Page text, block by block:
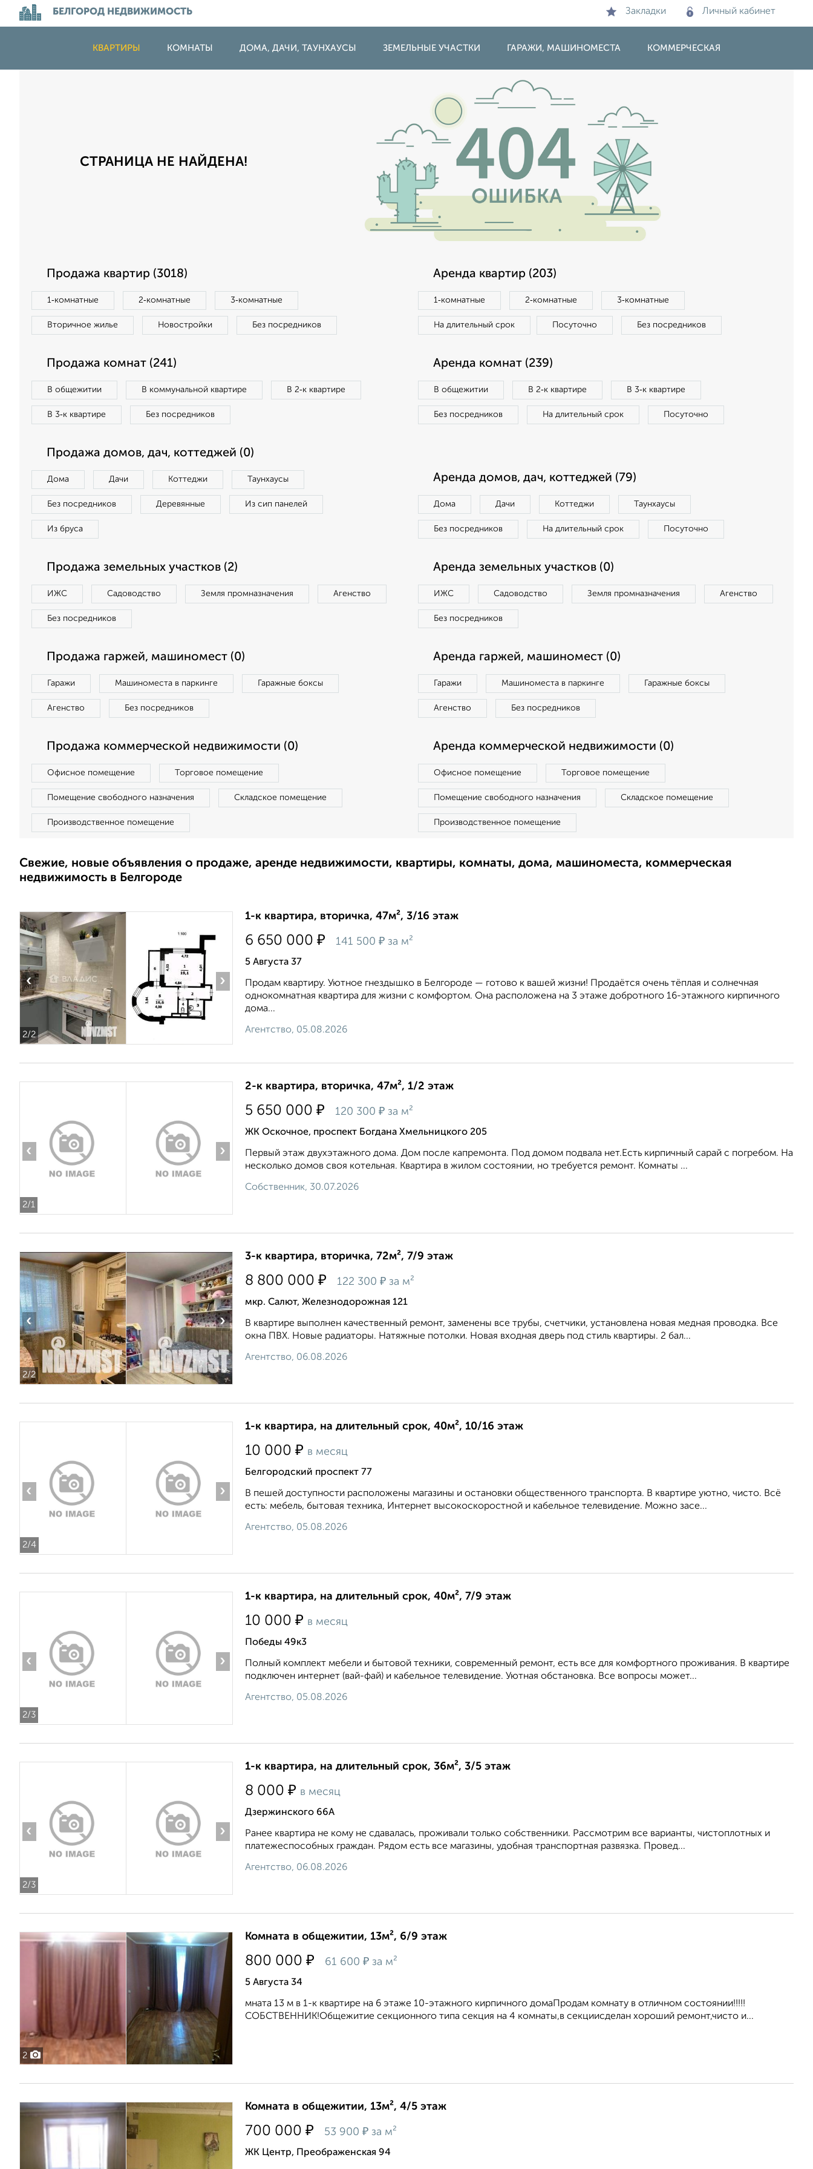
БЕЛГОРОД НЕДВИЖИМОСТЬ Закладки Личный кабинет
КВАРТИРЫ КОМНАТЫ ДОМА, ДАЧИ, ТАУНХАУСЫ ЗЕМЕЛЬНЫЕ УЧАСТКИ ГАРАЖИ, МАШИНОМЕСТА КОММЕРЧЕСКАЯ
СТРАНИЦА НЕ НАЙДЕНА!
Продажа квартир (3018)
1‑комнатные 2‑комнатные 3‑комнатные
Вторичное жилье Новостройки Без посредников
Аренда квартир (203)
1‑комнатные 2‑комнатные 3‑комнатные
На длительный срок Посуточно Без посредников
Продажа комнат (241)
В общежитии В коммунальной квартире В 2‑к квартире
В 3‑к квартире Без посредников
Аренда комнат (239)
В общежитии В 2‑к квартире В 3‑к квартире
Без посредников На длительный срок Посуточно
Продажа домов, дач, коттеджей (0)
Дома Дачи Коттеджи Таунхаусы
Без посредников Деревянные Из сип панелей
Из бруса
Аренда домов, дач, коттеджей (79)
Дома Дачи Коттеджи Таунхаусы
Без посредников На длительный срок Посуточно
Продажа земельных участков (2)
ИЖС Садоводство Земля промназначения Агенство
Без посредников
Аренда земельных участков (0)
ИЖС Садоводство Земля промназначения Агенство
Без посредников
Продажа гаржей, машиномест (0)
Гаражи Машиноместа в паркинге Гаражные боксы
Агенство Без посредников
Аренда гаржей, машиномест (0)
Гаражи Машиноместа в паркинге Гаражные боксы
Агенство Без посредников
Продажа коммерческой недвижимости (0)
Офисное помещение Торговое помещение
Помещение свободного назначения Складское помещение
Производственное помещение
Аренда коммерческой недвижимости (0)
Офисное помещение Торговое помещение
Помещение свободного назначения Складское помещение
Производственное помещение
Свежие, новые объявления о продаже, аренде недвижимости, квартиры, комнаты, дома, машиноместа, коммерческая
недвижимость в Белгороде
2/2
‹ ›
1-к квартира, вторичка, 47м², 3/16 этаж
6 650 000 ₽ 141 500 ₽ за м²
5 Августа 37
Продам квартиру. Уютное гнездышко в Белгороде — готово к вашей жизни! Продаётся очень тёплая и солнечная
однокомнатная квартира для жизни с комфортом. Она расположена на 3 этаже добротного 16-этажного кирпичного
дома...
Агентство, 05.08.2026
2/1
‹ ›
2-к квартира, вторичка, 47м², 1/2 этаж
5 650 000 ₽ 120 300 ₽ за м²
ЖК Оскочное, проспект Богдана Хмельницкого 205
Первый этаж двухэтажного дома. Дом после капремонта. Под домом подвала нет.Есть кирпичный сарай с погребом. На
несколько домов своя котельная. Квартира в жилом состоянии, но требуется ремонт. Комнаты ...
Собственник, 30.07.2026
2/2
‹ ›
3-к квартира, вторичка, 72м², 7/9 этаж
8 800 000 ₽ 122 300 ₽ за м²
мкр. Салют, Железнодорожная 121
В квартире выполнен качественный ремонт, заменены все трубы, счетчики, установлена новая медная проводка. Все
окна ПВХ. Новые радиаторы. Натяжные потолки. Новая входная дверь под стиль квартиры. 2 бал...
Агентство, 06.08.2026
2/4
‹ ›
1-к квартира, на длительный срок, 40м², 10/16 этаж
10 000 ₽ в месяц
Белгородский проспект 77
В пешей доступности расположены магазины и остановки общественного транспорта. В квартире уютно, чисто. Всё
есть: мебель, бытовая техника, Интернет высокоскоростной и кабельное телевидение. Можно засе...
Агентство, 05.08.2026
2/3
‹ ›
1-к квартира, на длительный срок, 40м², 7/9 этаж
10 000 ₽ в месяц
Победы 49к3
Полный комплект мебели и бытовой техники, современный ремонт, есть все для комфортного проживания. В квартире
подключен интернет (вай-фай) и кабельное телевидение. Уютная обстановка. Все вопросы может...
Агентство, 05.08.2026
2/3
‹ ›
1-к квартира, на длительный срок, 36м², 3/5 этаж
8 000 ₽ в месяц
Дзержинского 66А
Ранее квартира не кому не сдавалась, проживали только собственники. Рассмотрим все варианты, чистоплотных и
платежеспособных граждан. Рядом есть все магазины, удобная транспортная развязка. Провед...
Агентство, 06.08.2026
2
Комната в общежитии, 13м², 6/9 этаж
800 000 ₽ 61 600 ₽ за м²
5 Августа 34
мната 13 м в 1-к квартире на 6 этаже 10-этажного кирпичного домаПродам комнату в отличном состоянии!!!!!
СОБСТВЕННИК!Общежитие секционного типа секция на 4 комнаты,в секциисделан хороший ремонт,чисто и...
Комната в общежитии, 13м², 4/5 этаж
700 000 ₽ 53 900 ₽ за м²
ЖК Центр, Преображенская 94